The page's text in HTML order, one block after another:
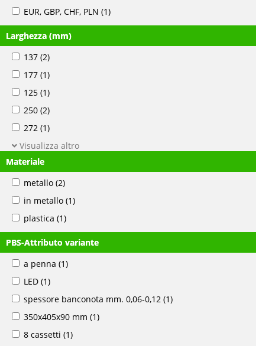
EUR, GBP, CHF, PLN (1)
Larghezza (mm)
137 (2)
177 (1)
125 (1)
250 (2)
272 (1)
Visualizza altro
Materiale
metallo (2)
in metallo (1)
plastica (1)
PBS-Attributo variante
a penna (1)
LED (1)
spessore banconota mm. 0,06-0,12 (1)
350x405x90 mm (1)
8 cassetti (1)